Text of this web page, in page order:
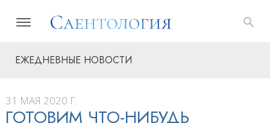
ЕЖЕДНЕВНЫЕ НОВОСТИ
31 МАЯ 2020 Г.
ГОТОВИМ ЧТО-НИБУДЬ